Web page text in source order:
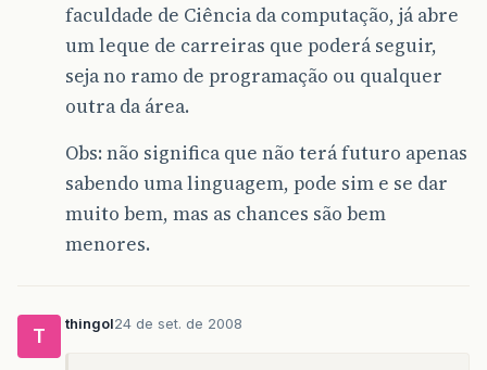
faculdade de Ciência da computação, já abre
um leque de carreiras que poderá seguir,
seja no ramo de programação ou qualquer
outra da área.
Obs: não significa que não terá futuro apenas
sabendo uma linguagem, pode sim e se dar
muito bem, mas as chances são bem
menores.
T
thingol24 de set. de 2008